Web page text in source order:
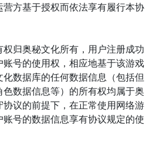
方基于授权而依法享有履行本协
归奥秘文化所有，用户注册成功
号的使用权，相应地基于该游戏
数据库的任何数据信息（包括但
数据信息等）的所有权均属于奥
议的前提下，在正常使用网络游
号的数据信息享有协议规定的使